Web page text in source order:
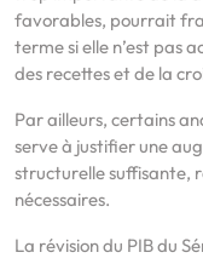
favorables, pourrait
terme si elle n’est pas
des recettes et de la
Par ailleurs, certains
serve à justifier une
structurelle suffisante,
nécessaires.
La révision du PIB du